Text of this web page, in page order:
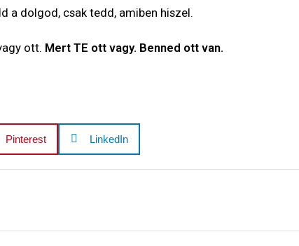
a dolgod, csak tedd, amiben hiszel.
ott. Mert TE ott vagy. Benned ott van.
Pinterest LinkedIn